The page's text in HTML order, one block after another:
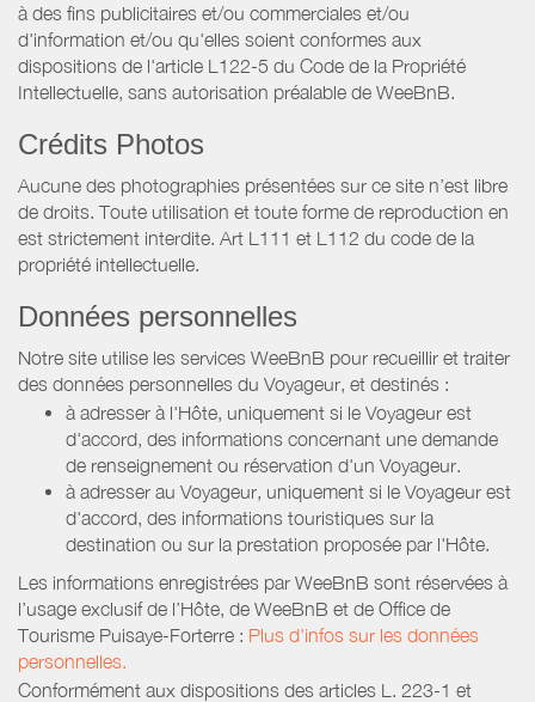
à des fins publicitaires et/ou commerciales et/ou
d'information et/ou qu'elles soient conformes aux
dispositions de l'article L122-5 du Code de la Propriété
Intellectuelle, sans autorisation préalable de WeeBnB.
Crédits Photos
Aucune des photographies présentées sur ce site n’est libre
de droits. Toute utilisation et toute forme de reproduction en
est strictement interdite. Art L111 et L112 du code de la
propriété intellectuelle.
Données personnelles
Notre site utilise les services WeeBnB pour recueillir et traiter
des données personnelles du Voyageur, et destinés :
à adresser à l'Hôte, uniquement si le Voyageur est
d'accord, des informations concernant une demande
de renseignement ou réservation d'un Voyageur.
à adresser au Voyageur, uniquement si le Voyageur est
d'accord, des informations touristiques sur la
destination ou sur la prestation proposée par l'Hôte.
Les informations enregistrées par WeeBnB sont réservées à
l’usage exclusif de l’Hôte, de WeeBnB et de Office de
Tourisme Puisaye-Forterre : Plus d'infos sur les données
personnelles.
Conformément aux dispositions des articles L. 223-1 et